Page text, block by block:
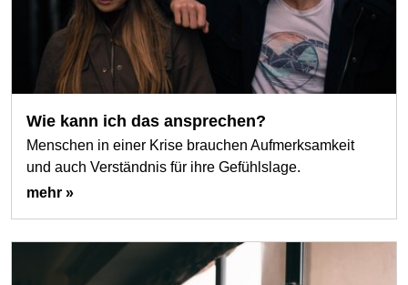
Wie kann ich das ansprechen?
Menschen in einer Krise brauchen Aufmerksamkeit
und auch Verständnis für ihre Gefühlslage.
mehr »